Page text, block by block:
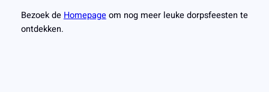
Bezoek deHomepageom nog meer leuke dorpsfeesten te
ontdekken.